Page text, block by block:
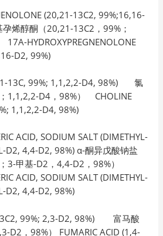
(20,21-13C2, 99%;16,16-
醇酮（20,21-13C2，99%；
HYDROXYPREGNENOLONE
D2, 99%)
(1-13C, 99%; 1,1,2,2-D4, 98%) 氯
1,1,2,2-D4，98%） CHOLINE
1,1,2,2-D4, 98%)
ACID, SODIUM SALT (DIMETHYL-
D2, 4,4-D2, 98%) α-酮异戊酸钠盐
；3-甲基-D2，4,4-D2，98%）
ACID, SODIUM SALT (DIMETHYL-
D2, 4,4-D2, 98%)
99%; 2,3-D2, 98%) 富马酸
D2，98%） FUMARIC ACID (1,4-